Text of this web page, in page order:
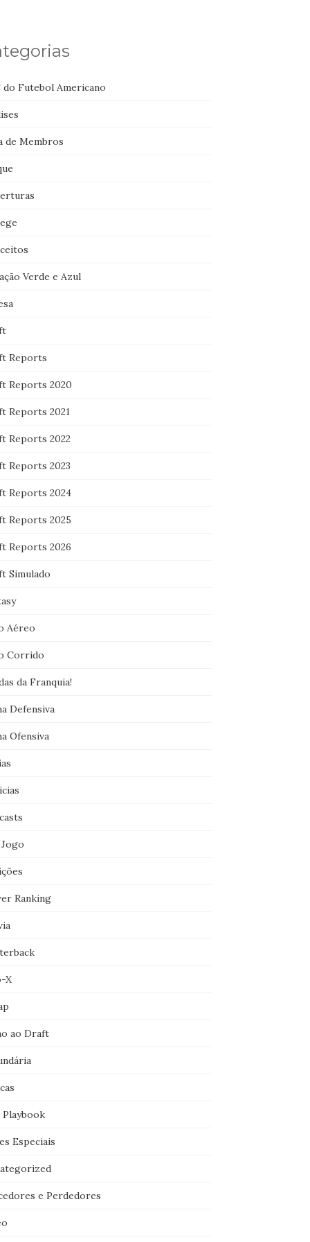
do Futebol Americano
de Membros
Verde e Azul
Reports
Reports 2020
Reports 2021
Reports 2022
Reports 2023
Reports 2024
Reports 2025
Reports 2026
Simulado
Aéreo
Corrido
da Franquia!
Defensiva
Ofensiva
Ranking
X
ao Draft
Especiais
e Perdedores